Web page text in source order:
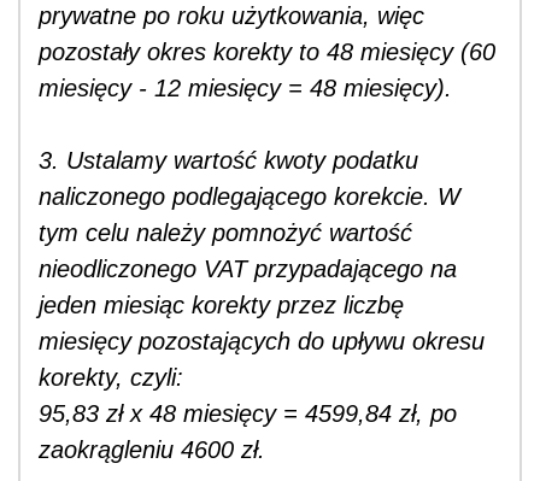
prywatne po roku użytkowania, więc
pozostały okres korekty to 48 miesięcy (60
miesięcy - 12 miesięcy = 48 miesięcy).
3. Ustalamy wartość kwoty podatku
naliczonego podlegającego korekcie. W
tym celu należy pomnożyć wartość
nieodliczonego VAT przypadającego na
jeden miesiąc korekty przez liczbę
miesięcy pozostających do upływu okresu
korekty, czyli:
95,83 zł x 48 miesięcy = 4599,84 zł, po
zaokrągleniu 4600 zł.